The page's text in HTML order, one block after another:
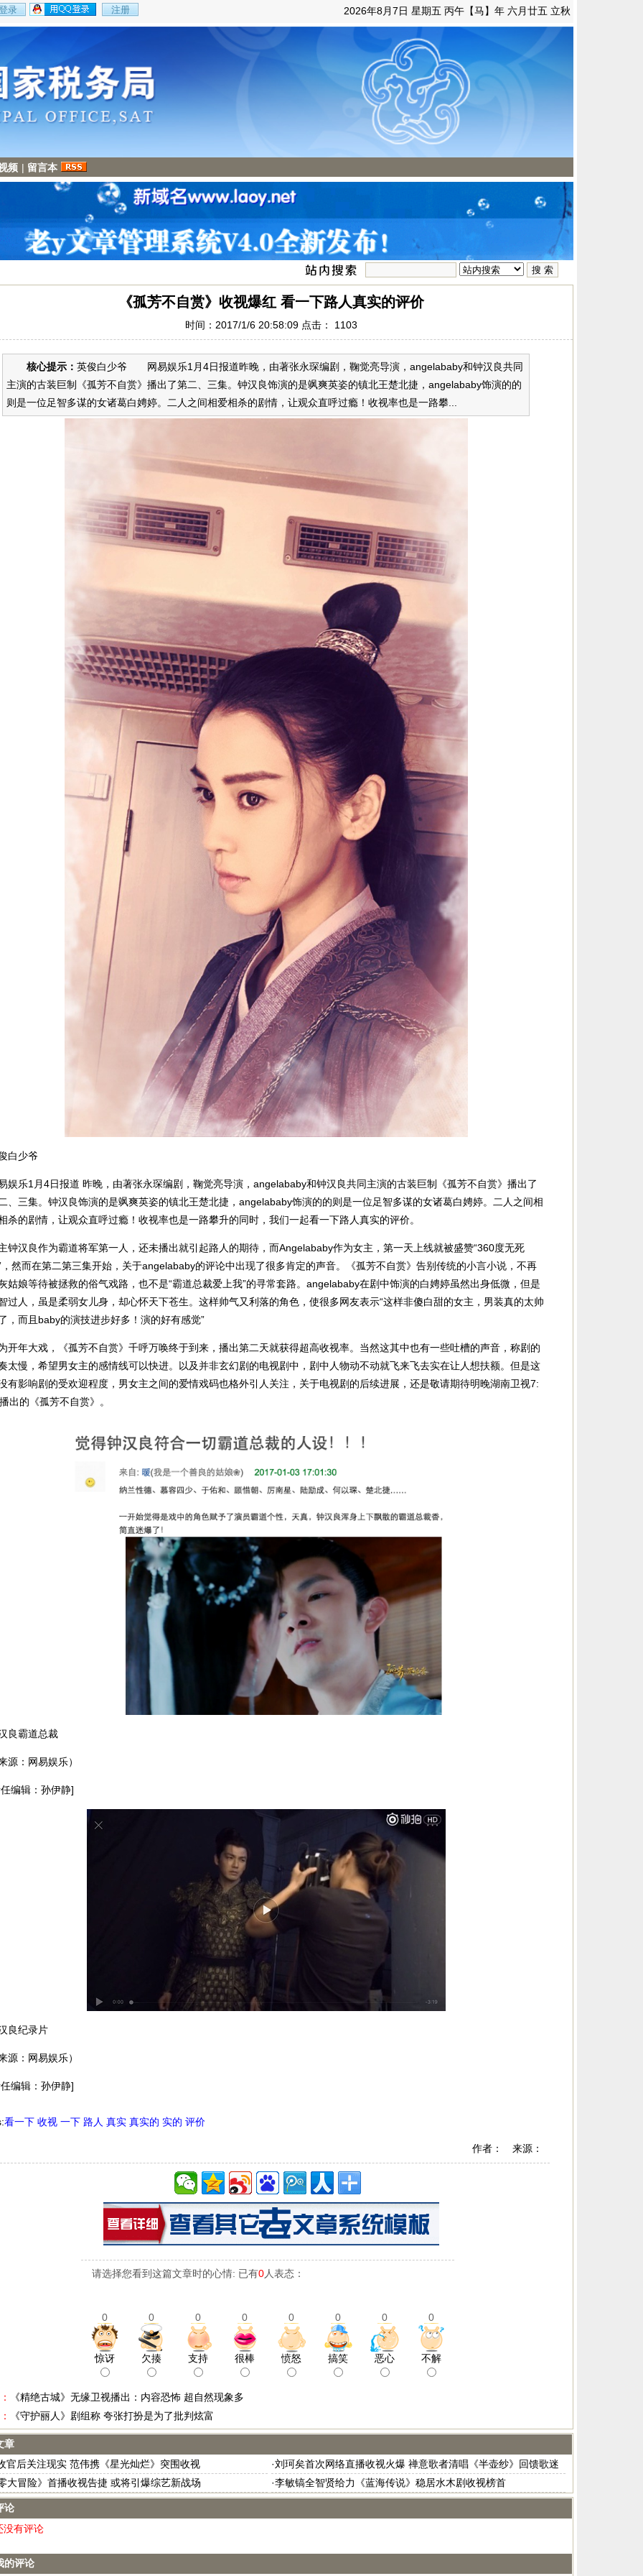
2026年8月7日 星期五 丙午【马】年 六月廿五 立秋
频 | 留言本
《孤芳不自赏》收视爆红 看一下路人真实的评价
时间：2017/1/6 20:58:09 点击： 1103
核心提示： 英俊白少爷 网易娱乐1月4日报道昨晚，由著张永琛编剧，鞠觉亮导演，angelababy和钟汉良共同
主演的古装巨制《孤芳不自赏》播出了第二、三集。钟汉良饰演的是飒爽英姿的镇北王楚北捷，angelababy饰演的的
则是一位足智多谋的女诸葛白娉婷。二人之间相爱相杀的剧情，让观众直呼过瘾！收视率也是一路攀...
白少爷
娱乐1月4日报道 昨晚，由著张永琛编剧，鞠觉亮导演，angelababy和钟汉良共同主演的古装巨制《孤芳不自赏》播出了
、三集。钟汉良饰演的是飒爽英姿的镇北王楚北捷，angelababy饰演的的则是一位足智多谋的女诸葛白娉婷。二人之间相
杀的剧情，让观众直呼过瘾！收视率也是一路攀升的同时，我们一起看一下路人真实的评价。
钟汉良作为霸道将军第一人，还未播出就引起路人的期待，而Angelababy作为女主，第一天上线就被盛赞“360度无死
，然而在第二第三集开始，关于angelababy的评论中出现了很多肯定的声音。《孤芳不自赏》告别传统的小言小说，不再
姑娘等待被拯救的俗气戏路，也不是“霸道总裁爱上我”的寻常套路。angelababy在剧中饰演的白娉婷虽然出身低微，但是
过人，虽是柔弱女儿身，却心怀天下苍生。这样帅气又利落的角色，使很多网友表示“这样非傻白甜的女主，男装真的太帅
，而且baby的演技进步好多！演的好有感觉”
开年大戏，《孤芳不自赏》千呼万唤终于到来，播出第二天就获得超高收视率。当然这其中也有一些吐槽的声音，称剧的
太慢，希望男女主的感情线可以快进。以及并非玄幻剧的电视剧中，剧中人物动不动就飞来飞去实在让人想扶额。但是这
有影响剧的受欢迎程度，男女主之间的爱情戏码也格外引人关注，关于电视剧的后续进展，还是敬请期待明晚湖南卫视7:
出的《孤芳不自赏》。
良霸道总裁
来源：网易娱乐）
编辑：孙伊静]
良纪录片
来源：网易娱乐）
编辑：孙伊静]
看一下 收视 一下 路人 真实 真实的 实的 评价
作者： 来源：
请选择您看到这篇文章时的心情: 已有0人表态：
0 0 0 0 0 0 0 0
惊讶 欠揍 支持 很棒 愤怒 搞笑 恶心 不解
《精绝古城》无缘卫视播出：内容恐怖 超自然现象多
《守护丽人》剧组称 夸张打扮是为了批判炫富
章
官后关注现实 范伟携《星光灿烂》突围收视 ·刘珂矣首次网络直播收视火爆 禅意歌者清唱《半壶纱》回馈歌迷
零大冒险》首播收视告捷 或将引爆综艺新战场 ·李敏镐全智贤给力《蓝海传说》稳居水木剧收视榜首
论
没有评论
的评论